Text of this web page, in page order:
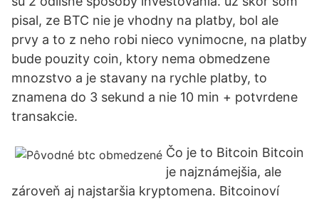
pisal, ze BTC nie je vhodny na platby, bol ale
prvy a to z neho robi nieco vynimocne, na platby
bude pouzity coin, ktory nema obmedzene
mnozstvo a je stavany na rychle platby, to
znamena do 3 sekund a nie 10 min + potvrdene
transakcie.
Čo je to Bitcoin Bitcoin
je najznámejšia, ale
zároveň aj najstaršia kryptomena. Bitcoinoví